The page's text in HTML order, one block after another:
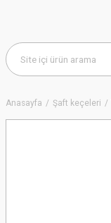
Anasayfa Şaft keçeleri